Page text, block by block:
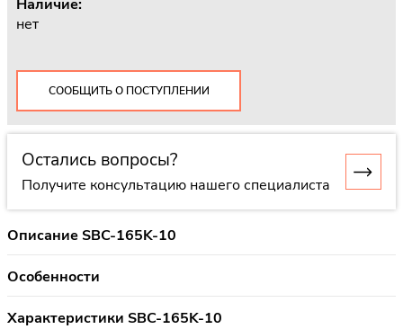
Наличие:
нет
СООБЩИТЬ О ПОСТУПЛЕНИИ
Остались вопросы?
Получите консультацию нашего специалиста
Описание SBC-165K-10
Особенности
Характеристики SBC-165K-10